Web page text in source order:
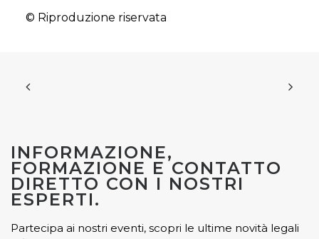
© Riproduzione riservata
INFORMAZIONE,
FORMAZIONE E CONTATTO
DIRETTO CON I NOSTRI
ESPERTI.
Partecipa ai nostri eventi, scopri le ultime novità legali